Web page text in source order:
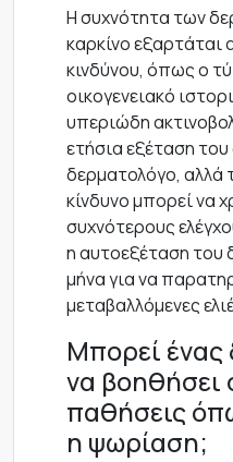
Η συχνότητα των
καρκίνο
κινδύνου, όπως ο
οικογενειακό
υπεριώδη
ετήσια εξέταση
δερματολόγο, αλλά
κίνδυνο μπορεί να
συχνότερους
η αυτοεξέταση του
μήνα για να
μεταβαλλόμενες
Μπορεί ένας
να βοηθήσει
παθήσεις
η ψωρίαση;